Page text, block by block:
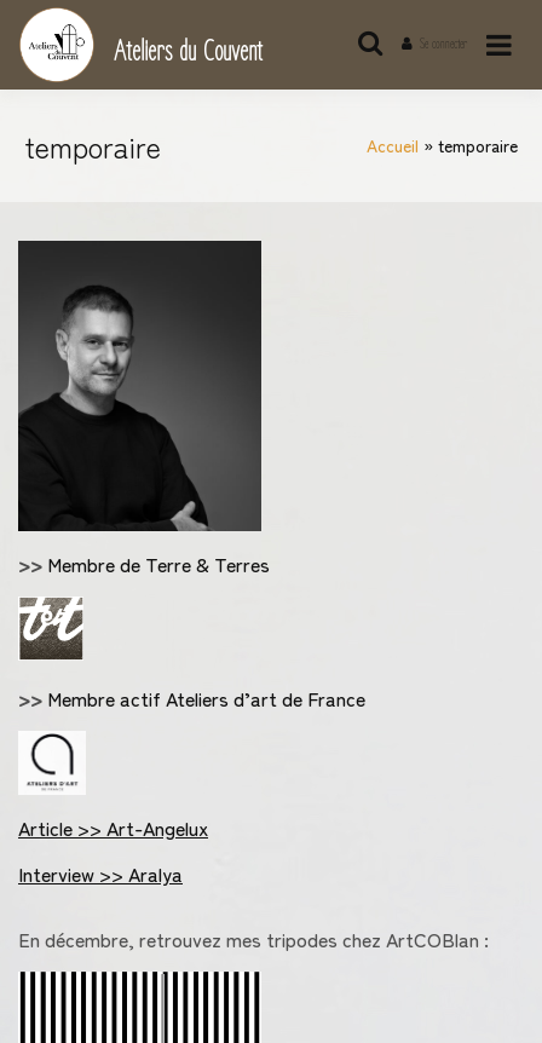
Passer
contenu
Ateliers du Couvent Se connecter
temporaire Accueil temporaire
>> Membre de Terre & Terres
>> Membre actif Ateliers d’art de France
Article >> Art-Angelux
Interview >> Aralya
En décembre, retrouvez mes tripodes chez ArtCOBlan :